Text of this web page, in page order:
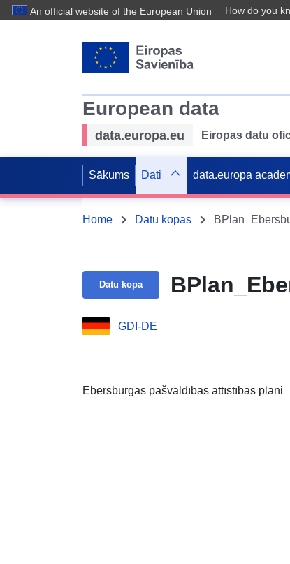
An official website of the European Union How do you
European data
data.europa.eu Eiropas datu
Sākums Dati data.europa
Home Datu kopas
Datu kopa
GDI-DE
Ebersburgas pašvaldības attīstības plāni